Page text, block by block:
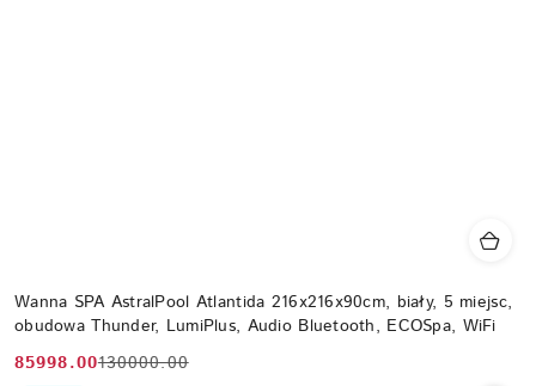
Wanna SPA AstralPool Atlantida 216x216x90cm, biały, 5 miejsc,
obudowa Thunder, LumiPlus, Audio Bluetooth, ECOSpa, WiFi
Cena
85998.00
Cena
130000.00